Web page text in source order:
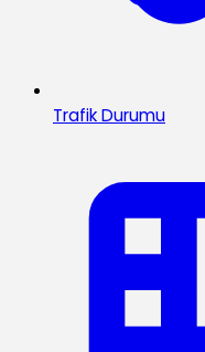
Trafik Durumu